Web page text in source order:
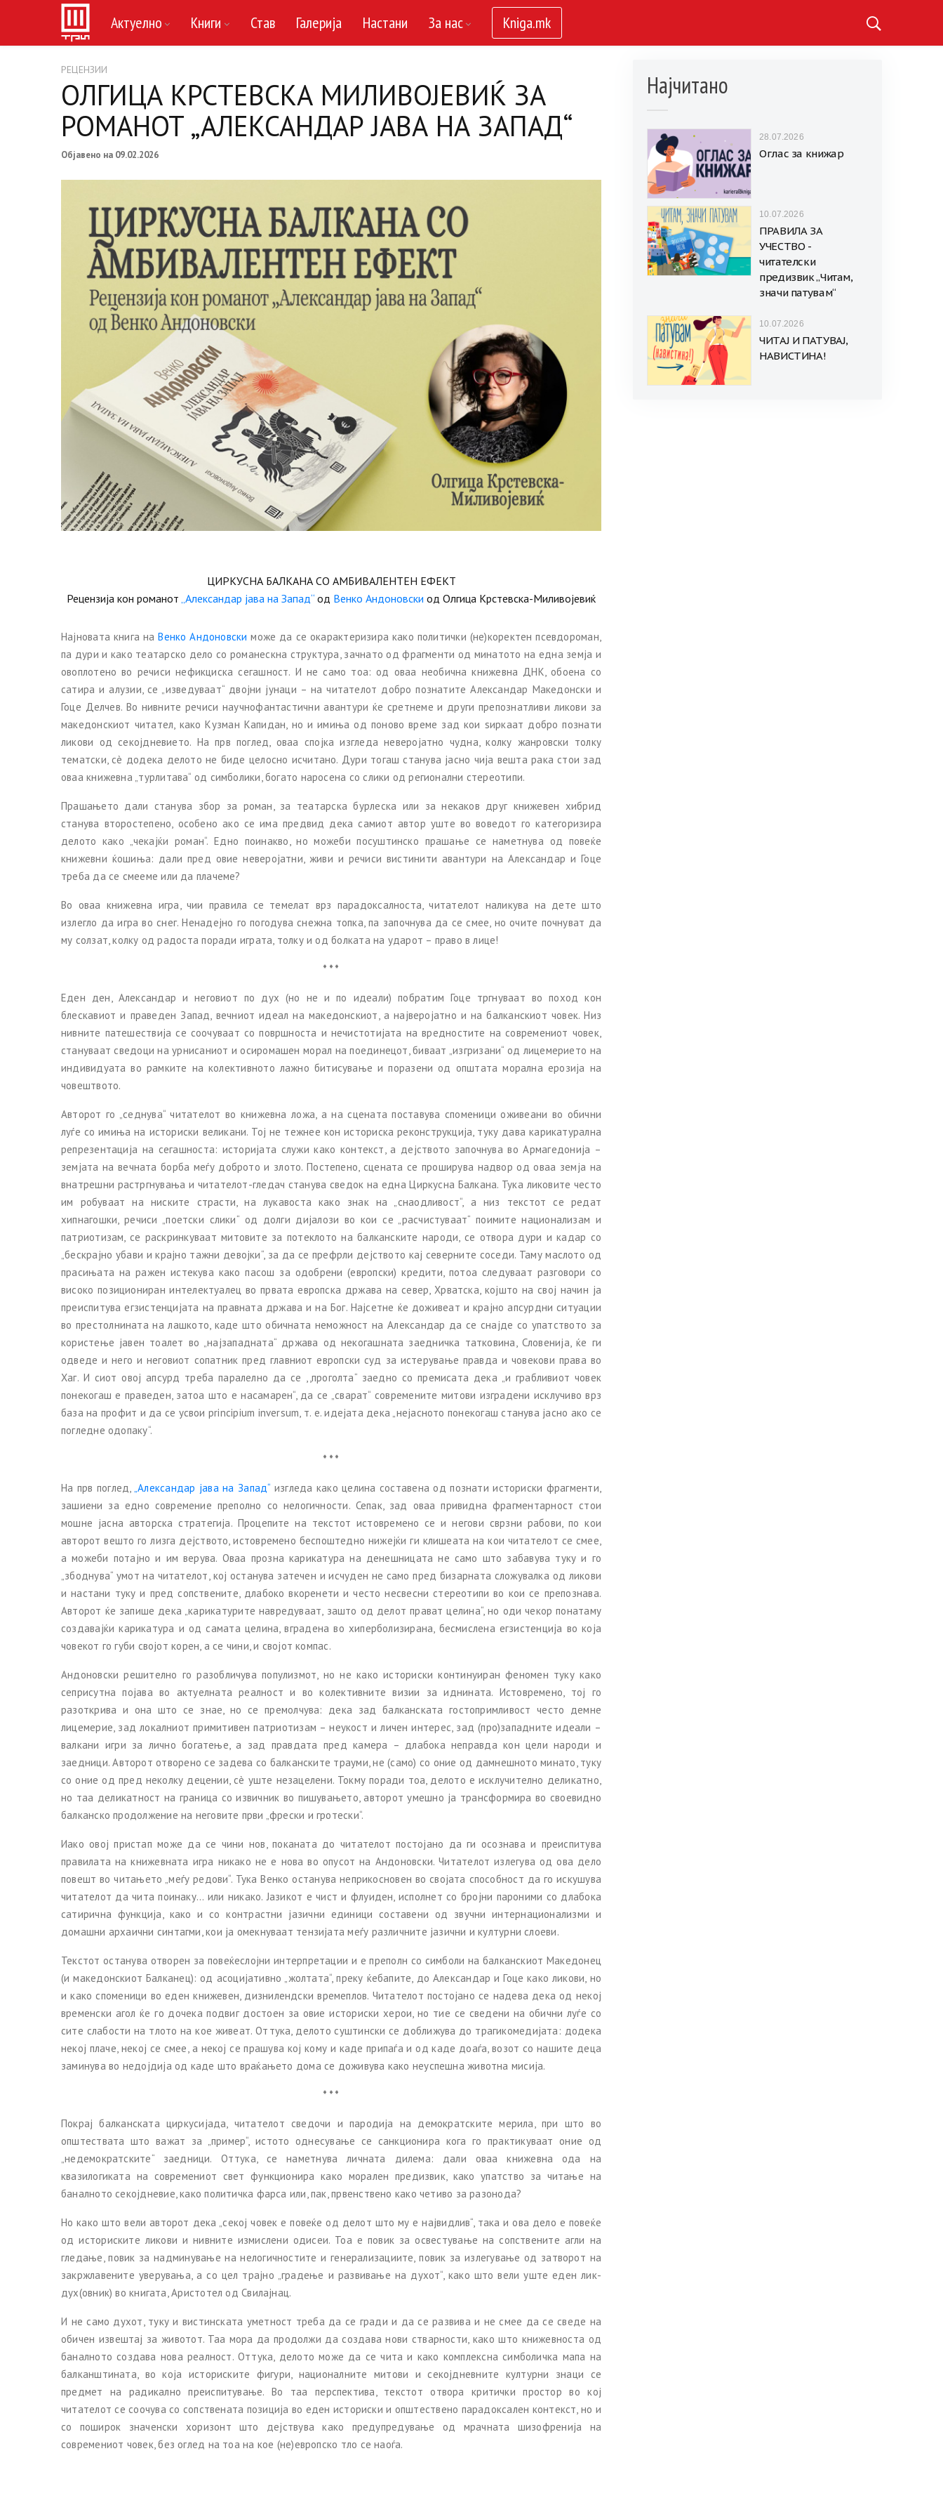
Актуелно Книги Став Галерија Настани За нас Kniga.mk
РЕЦЕНЗИИ
ОЛГИЦА КРСТЕВСКА МИЛИВОЈЕВИЌ ЗА
РОМАНОТ „АЛЕКСАНДАР ЈАВА НА ЗАПАД“
Објавено на 09.02.2026
ЦИРКУСНА БАЛКАНА СО АМБИВАЛЕНТЕН ЕФЕКТ
Рецензија кон романот „Александар јава на Запад“ од Венко Андоновски од Олгица Крстевска-Миливојевиќ
Најновата книга наВенко Андоновски може да се окарактеризира како политички (не)коректен псевдороман,
па дури и како театарско дело со романескна структура, зачнато од фрагменти од минатото на една земја и
овоплотено во речиси нефикциска сегашност. И не само тоа: од оваа необична книжевна ДНК, обоена со
сатира и алузии, се „изведуваат“ двојни јунаци – на читателот добро познатите Александар Македонски и
Гоце Делчев. Во нивните речиси научнофантастични авантури ќе сретнеме и други препознатливи ликови за
македонскиот читател, како Кузман Капидан, но и имиња од поново време зад кои ѕиркаат добро познати
ликови од секојдневието. На прв поглед, оваа спојка изгледа неверојатно чудна, колку жанровски толку
тематски, сè додека делото не биде целосно исчитано. Дури тогаш станува јасно чија вешта рака стои зад
оваа книжевна „турлитава“ од симболики, богато наросена со слики од регионални стереотипи.
Прашањето дали станува збор за роман, за театарска бурлеска или за некаков друг книжевен хибрид
станува второстепено, особено ако се има предвид дека самиот автор уште во воведот го категоризира
делото како „чекајќи роман“. Едно поинакво, но можеби посуштинско прашање се наметнува од повеќе
книжевни ќошиња: дали пред овие неверојатни, живи и речиси вистинити авантури на Александар и Гоце
треба да се смееме или да плачеме?
Во оваа книжевна игра, чии правила се темелат врз парадоксалноста, читателот наликува на дете што
излегло да игра во снег. Ненадејно го погодува снежна топка, па започнува да се смее, но очите почнуват да
му солзат, колку од радоста поради играта, толку и од болката на ударот – право в лице!
* * *
Еден ден, Александар и неговиот по дух (но не и по идеали) побратим Гоце тргнуваат во поход кон
блескавиот и праведен Запад, вечниот идеал на македонскиот, а најверојатно и на балканскиот човек. Низ
нивните патешествија се соочуваат со површноста и нечистотијата на вредностите на современиот човек,
стануваат сведоци на урнисаниот и осиромашен морал на поединецот, биваат „изгризани“ од лицемерието на
индивидуата во рамките на колективното лажно битисување и поразени од општата морална ерозија на
човештвото.
Авторот го „седнува“ читателот во книжевна ложа, а на сцената поставува споменици оживеани во обични
луѓе со имиња на историски великани. Тој не тежнее кон историска реконструкција, туку дава карикатурална
репрезентација на сегашноста: историјата служи како контекст, а дејството започнува во Армагедонија –
земјата на вечната борба меѓу доброто и злото. Постепено, сцената се проширува надвор од оваа земја на
внатрешни растргнувања и читателот-гледач станува сведок на една Циркусна Балкана. Тука ликовите често
им робуваат на ниските страсти, на лукавоста како знак на „снаодливост“, а низ текстот се редат
хипнагошки, речиси „поетски слики“ од долги дијалози во кои се „расчистуваат“ поимите национализам и
патриотизам, се раскринкуваат митовите за потеклото на балканските народи, се отвора дури и кадар со
„бескрајно убави и крајно тажни девојки“, за да се префрли дејството кај северните соседи. Таму маслото од
прасињата на ражен истекува како пасош за одобрени (европски) кредити, потоа следуваат разговори со
високо позициониран интелектуалец во првата европска држава на север, Хрватска, којшто на свој начин ја
преиспитува егзистенцијата на правната држава и на Бог. Најсетне ќе доживеат и крајно апсурдни ситуации
во престолнината на лашкото, каде што обичната неможност на Александар да се снајде со упатството за
користење јавен тоалет во „најзападната“ држава од некогашната заедничка татковина, Словенија, ќе ги
одведе и него и неговиот сопатник пред главниот европски суд за истерување правда и човекови права во
Хаг. И сиот овој апсурд треба паралелно да се ,,проголта“ заедно со премисата дека „и грабливиот човек
понекогаш е праведен, затоа што е насамарен“, да се „сварат“ современите митови изградени исклучиво врз
база на профит и да се усвои principium inversum, т. е. идејата дека „нејасното понекогаш станува јасно ако се
погледне одопаку“.
* * *
На прв поглед, „Александар јава на Запад“ изгледа како целина составена од познати историски фрагменти,
зашиени за едно современие преполно со нелогичности. Сепак, зад оваа привидна фрагментарност стои
мошне јасна авторска стратегија. Процепите на текстот истовремено се и негови сврзни рабови, по кои
авторот вешто го лизга дејството, истовремено беспоштедно нижејќи ги клишеата на кои читателот се смее,
а можеби потајно и им верува. Оваа прозна карикатура на денешницата не само што забавува туку и го
„збоднува“ умот на читателот, кој останува затечен и исчуден не само пред бизарната сложувалка од ликови
и настани туку и пред сопствените, длабоко вкоренети и често несвесни стереотипи во кои се препознава.
Авторот ќе запише дека „карикатурите навредуваат, зашто од делот прават целина“, но оди чекор понатаму
создавајќи карикатура и од самата целина, вградена во хиперболизирана, бесмислена егзистенција во која
човекот го губи својот корен, а се чини, и својот компас.
Андоновски решително го разобличува популизмот, но не како историски континуиран феномен туку како
сеприсутна појава во актуелната реалност и во колективните визии за иднината. Истовремено, тој го
разоткрива и она што се знае, но се премолчува: дека зад балканската гостопримливост често демне
лицемерие, зад локалниот примитивен патриотизам – неукост и личен интерес, зад (про)западните идеали –
валкани игри за лично богатење, а зад правдата пред камера – длабока неправда кон цели народи и
заедници. Авторот отворено се задева со балканските трауми, не (само) со оние од дамнешното минато, туку
со оние од пред неколку децении, сè уште незацелени. Токму поради тоа, делото е исклучително деликатно,
но таа деликатност на граница со извичник во пишувањето, авторот умешно ја трансформира во своевидно
балканско продолжение на неговите први „фрески и гротески“.
Иако овој пристап може да се чини нов, поканата до читателот постојано да ги осознава и преиспитува
правилата на книжевната игра никако не е нова во опусот на Андоновски. Читателот излегува од ова дело
повешт во читањето „меѓу редови“. Тука Венко останува неприкосновен во својата способност да го искушува
читателот да чита поинаку... или никако. Јазикот е чист и флуиден, исполнет со бројни пароними со длабока
сатирична функција, како и со контрастни јазични единици составени од звучни интернационализми и
домашни архаични синтагми, кои ја омекнуваат тензијата меѓу различните јазични и културни слоеви.
Текстот останува отворен за повеќеслојни интерпретации и е преполн со симболи на балканскиот Македонец
(и македонскиот Балканец): од асоцијативно „жолтата“, преку ќебапите, до Александар и Гоце како ликови, но
и како споменици во еден книжевен, дизнилендски времеплов. Читателот постојано се надева дека од некој
временски агол ќе го дочека подвиг достоен за овие историски херои, но тие се сведени на обични луѓе со
сите слабости на тлото на кое живеат. Оттука, делото суштински се доближува до трагикомедијата: додека
некој плаче, некој се смее, а некој се прашува кој кому и каде припаѓа и од каде доаѓа, возот со нашите деца
заминува во недојдија од каде што враќањето дома се доживува како неуспешна животна мисија.
* * *
Покрај балканската циркусијада, читателот сведочи и пародија на демократските мерила, при што во
општествата што важат за „пример“, истото однесување се санкционира кога го практикуваат оние од
„недемократските“ заедници. Оттука, се наметнува личната дилема: дали оваа книжевна ода на
квазилогиката на современиот свет функционира како морален предизвик, како упатство за читање на
баналното секојдневие, како политичка фарса или, пак, првенствено како четиво за разонода?
Но како што вели авторот дека „секој човек е повеќе од делот што му е највидлив“, така и ова дело е повеќе
од историските ликови и нивните измислени одисеи. Тоа е повик за освестување на сопствените агли на
гледање, повик за надминување на нелогичностите и генерализациите, повик за излегување од затворот на
закржлавените уверувања, а со цел трајно „градење и развивање на духот“, како што вели уште еден лик-
дух(овник) во книгата, Аристотел од Свилајнац.
И не само духот, туку и вистинската уметност треба да се гради и да се развива и не смее да се сведе на
обичен извештај за животот. Таа мора да продолжи да создава нови стварности, како што книжевноста од
баналното создава нова реалност. Оттука, делото може да се чита и како комплексна симболичка мапа на
балканштината, во која историските фигури, националните митови и секојдневните културни знаци се
предмет на радикално преиспитување. Во таа перспектива, текстот отвора критички простор во кој
читателот се соочува со сопствената позиција во еден историски и општествено парадоксален контекст, но и
со поширок значенски хоризонт што дејствува како предупредување од мрачната шизофренија на
современиот човек, без оглед на тоа на кое (не)европско тло се наоѓа.
Најчитано
28.07.2026
Оглас за книжар
10.07.2026
ПРАВИЛА ЗА
УЧЕСТВО -
читателски
предизвик „Читам,
значи патувам“
10.07.2026
ЧИТАЈ И ПАТУВАЈ,
НАВИСТИНА!